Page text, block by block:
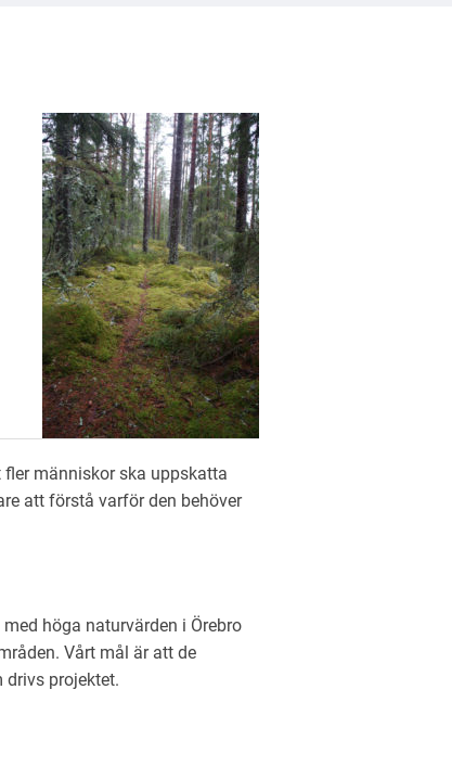
människor ska uppskatta
att förstå varför den behöver
höga naturvärden i Örebro
Vårt mål är att de
drivs projektet.